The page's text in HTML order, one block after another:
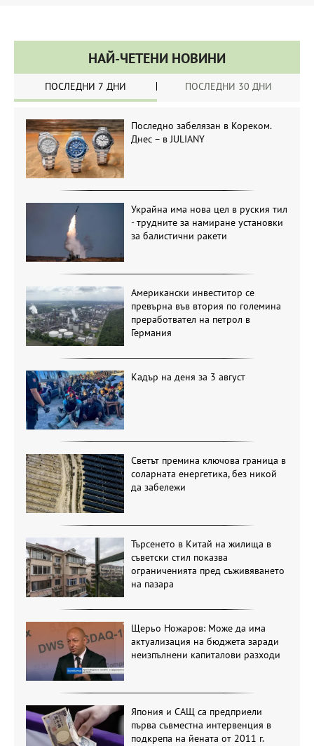
НАЙ-ЧЕТЕНИ НОВИНИ
ПОСЛЕДНИ 7 ДНИ ПОСЛЕДНИ 30 ДНИ
Последно забелязан в Кореком.
Днес – в JULIANY
Украйна има нова цел в руския тил
- трудните за намиране установки
за балистични ракети
Американски инвеститор се
превърна във втория по големина
преработвател на петрол в
Германия
Кадър на деня за 3 август
Светът премина ключова граница в
соларната енергетика, без никой
да забележи
Търсенето в Китай на жилища в
съветски стил показва
ограниченията пред съживяването
на пазара
Щерьо Ножаров: Може да има
актуализация на бюджета заради
неизпълнени капиталови разходи
Япония и САЩ са предприели
първа съвместна интервенция в
подкрепа на йената от 2011 г.